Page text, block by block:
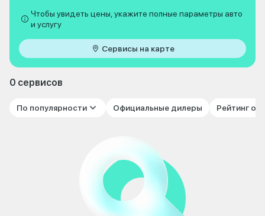
Чтобы увидеть цены, укажите полные параметры авто
и услугу
Сервисы на карте
0 сервисов
По популярности Официальные дилеры Рейтинг